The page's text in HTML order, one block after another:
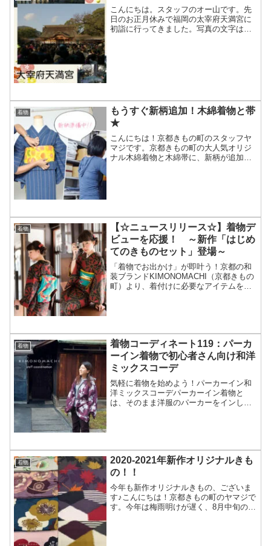
こんにちは。スタッフのオー山です。先
日のお正月休みで福岡の太宰府天満宮に
初詣に行ってきました。写真の文字は点
着物
もうすぐ新柄追加！木綿着物と帯
★
こんにちは！京都きもの町のスタッフヤ
マジです。京都きもの町の大人気オリジ
ナル木綿着物と木綿帯に、新柄が追加さ
着物
【☆ニュースリリース☆】着物デ
ビューを応援！ ～新作「はじめ
てのきものセット」登場～
「着物でお出かけ」が即叶う！京都の和
装ブランドKIMONOMACHI（京都きもの
町）より、着付けに必要なアイテムをそ
着物
着物コーディネート119：パーカ
ーイン着物で初心者さん向け和洋
ミックスコーデ
気軽に着物を始めよう！パーカーイン和
洋ミックスコーデパーカーイン着物と
は、そのまま洋服のパーカーをインして
着物
2020-2021年新作オリジナルきも
の！！
今年も新作オリジナルきもの、ございま
す♪こんにちは！京都きもの町のヤマジで
す。今年は梅雨明けが遅く、8月中旬の現